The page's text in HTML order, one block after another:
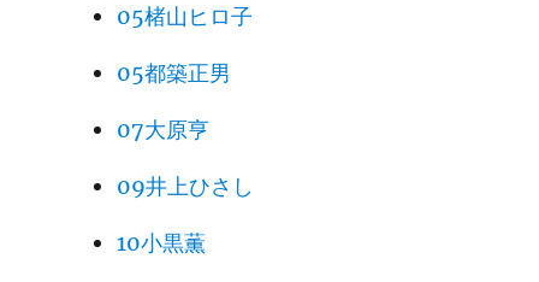
05楮山ヒロ子
05都築正男
07大原亨
09井上ひさし
10小黒薫